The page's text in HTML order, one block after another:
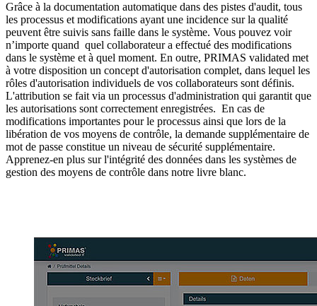
Grâce à la documentation automatique dans des pistes d'audit, tous
les processus et modifications ayant une incidence sur la qualité
peuvent être suivis sans faille dans le système. Vous pouvez voir
n’importe quand quel collaborateur a effectué des modifications
dans le système et à quel moment. En outre, PRIMAS validated met
à votre disposition un concept d'autorisation complet, dans lequel les
rôles d'autorisation individuels de vos collaborateurs sont définis.
L'attribution se fait via un processus d'administration qui garantit que
les autorisations sont correctement enregistrées. En cas de
modifications importantes pour le processus ainsi que lors de la
libération de vos moyens de contrôle, la demande supplémentaire de
mot de passe constitue un niveau de sécurité supplémentaire.
Apprenez-en plus sur l'intégrité des données dans les systèmes de
gestion des moyens de contrôle dans notre livre blanc.